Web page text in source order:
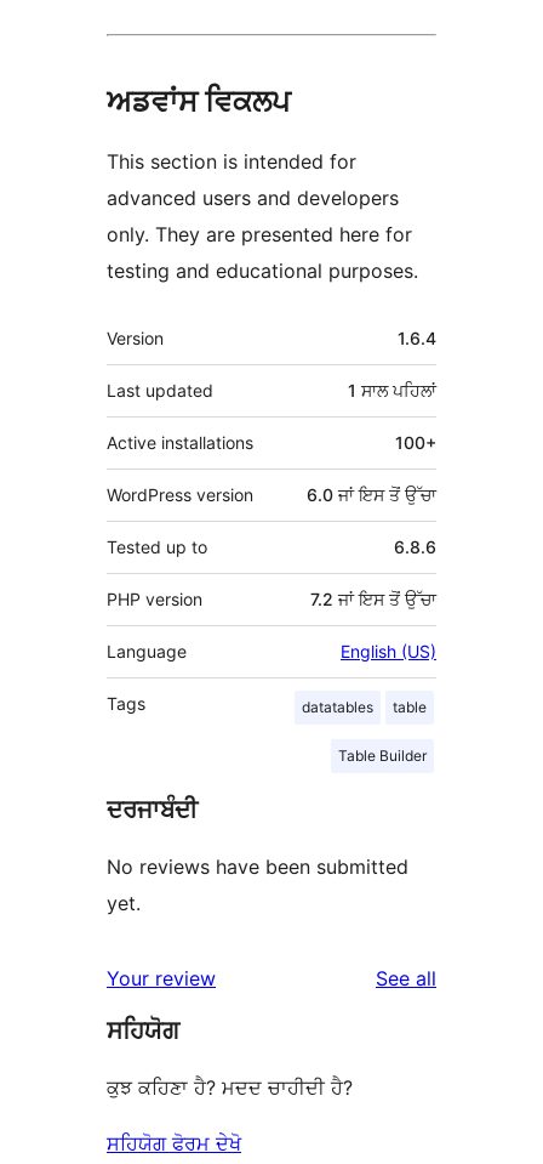
ਅਡਵਾਂਸ ਵਿਕਲਪ
This section is intended for
advanced users and developers
only. They are presented here for
testing and educational purposes.
ਮੈਟਾ
Version 1.6.4
Last updated 1 ਸਾਲਪਹਿਲਾਂ
Active installations 100+
WordPress version 6.0 ਜਾਂ ਇਸ ਤੋਂ ਉੱਚਾ
Tested up to 6.8.6
PHP version 7.2 ਜਾਂ ਇਸ ਤੋਂ ਉੱਚਾ
Language English (US)
Tags datatables table
Table Builder
ਦਰਜਾਬੰਦੀ
No reviews have been submitted
yet.
Your review See all
ਸਹਿਯੋਗ
ਕੁਝ ਕਹਿਣਾ ਹੈ? ਮਦਦ ਚਾਹੀਦੀ ਹੈ?
ਸਹਿਯੋਗ ਫੋਰਮ ਦੇਖੋ